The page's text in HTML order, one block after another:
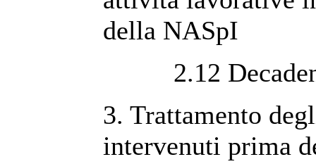
della NASpI
2.12
3. Trattamento
intervenuti prima